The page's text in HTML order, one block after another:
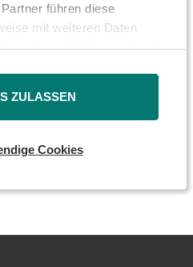
führen diese
mit weiteren Daten
haben oder die
ZULASSEN
Cookies
noch nicht vorliegen,
bereits
„Die notwendigen
vor. Es gibt keinen
ein weiteres Jahr
seit langem